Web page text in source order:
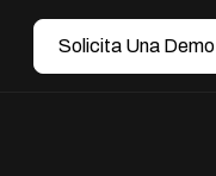
Solicita Una Demo